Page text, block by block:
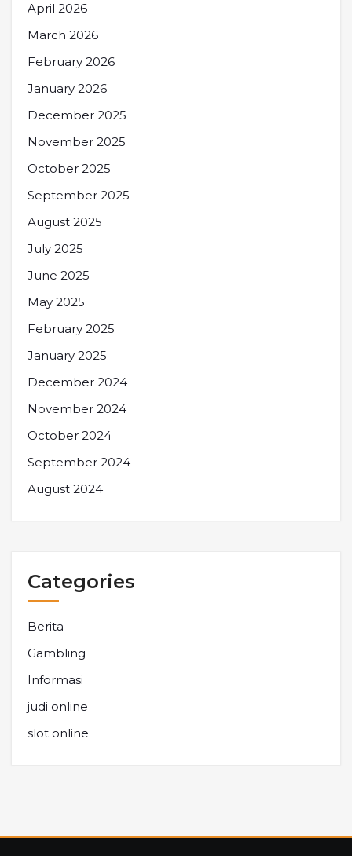
April 2026
March 2026
February 2026
January 2026
December 2025
November 2025
October 2025
September 2025
August 2025
July 2025
June 2025
May 2025
February 2025
January 2025
December 2024
November 2024
October 2024
September 2024
August 2024
Categories
Berita
Gambling
Informasi
judi online
slot online